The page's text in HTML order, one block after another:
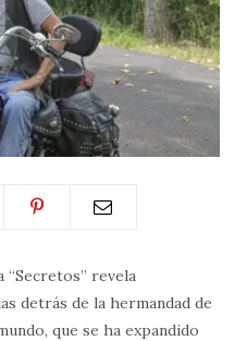
“Secretos” revela
detrás de la hermandad de
que se ha expandido